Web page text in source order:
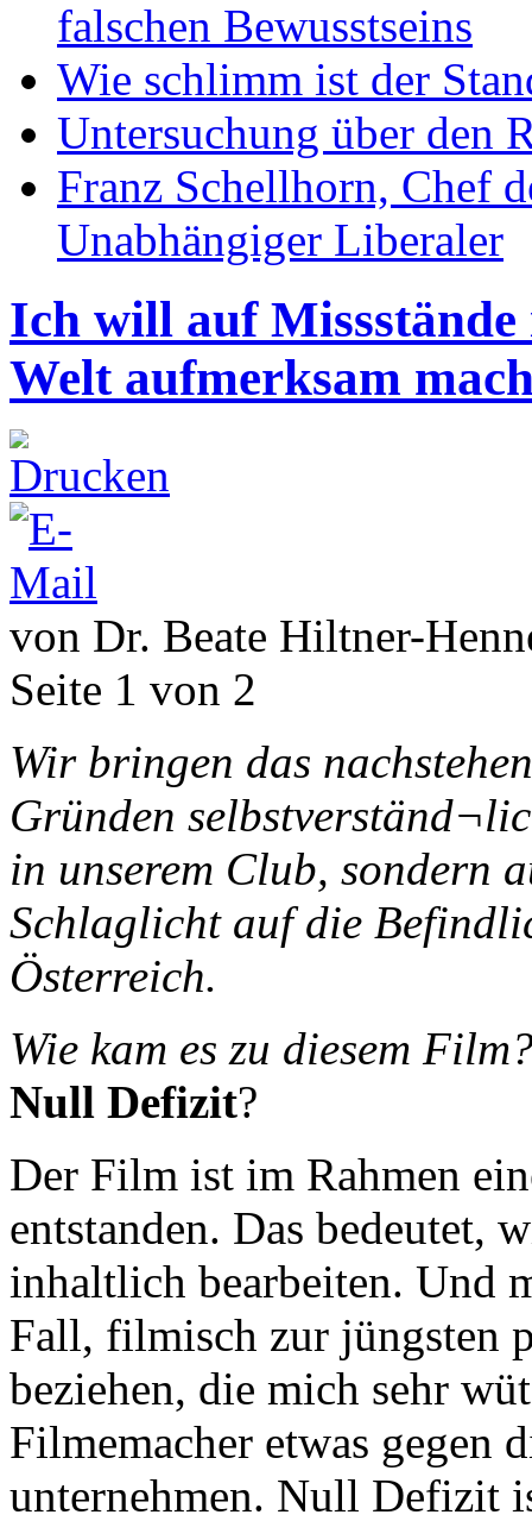
falschen Bewusstseins
Wie schlimm ist der
Untersuchung über den
Franz Schellhorn, Chef
Unabhängiger Liberaler
Ich will auf
Welt aufmerksam
von Dr. Beate Hiltner-
Seite 1 von 2
Wir bringen das
Gründen
in unserem Club, sondern
Schlaglicht auf die
Österreich.
Wie kam es zu diesem
Null Defizit?
Der Film ist im Rahmen
entstanden. Das bedeutet,
inhaltlich bearbeiten. Und
Fall, filmisch zur jüngsten
beziehen, die mich sehr
Filmemacher etwas gegen
unternehmen. Null Defizit